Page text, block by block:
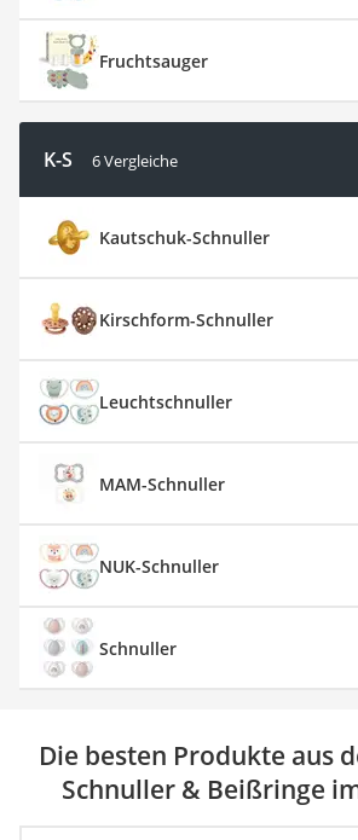
Fruchtsauger
K-S 6 Vergleiche
Kautschuk-Schnuller
Kirschform-Schnuller
Leuchtschnuller
MAM-Schnuller
NUK-Schnuller
Schnuller
Die besten Produkte aus
Schnuller & Beißringe